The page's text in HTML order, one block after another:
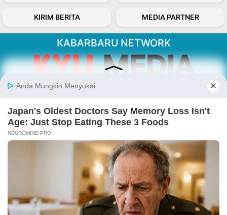
KIRIM BERITA MEDIA PARTNER
KABARBARU NETWORK
Kabarbaru.co menyajikan berita aktual dan
inspiratif dari sudut pandang berbaik sangka
Follow Kabarbaru